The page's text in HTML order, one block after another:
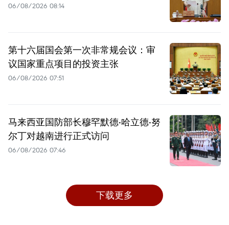
06/08/2026 08:14
第十六届国会第一次非常规会议：审
议国家重点项目的投资主张
06/08/2026 07:51
马来西亚国防部长穆罕默德·哈立德·努
尔丁对越南进行正式访问
06/08/2026 07:46
下载更多